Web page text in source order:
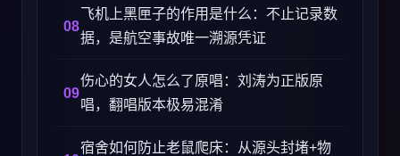
飞机上黑匣子的作用是什么：不止记录数
据，是航空事故唯一溯源凭证
伤心的女人怎么了原唱：刘涛为正版原
唱，翻唱版本极易混淆
宿舍如何防止老鼠爬床：从源头封堵+物